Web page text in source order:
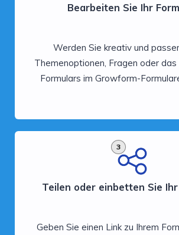
Bearbeiten Sie Ihr
Werden Sie kreativ und
Themenoptionen, Fragen oder
Formulars im Growform-
3
Teilen oder einbetten Sie
Geben Sie einen Link zu Ihrem